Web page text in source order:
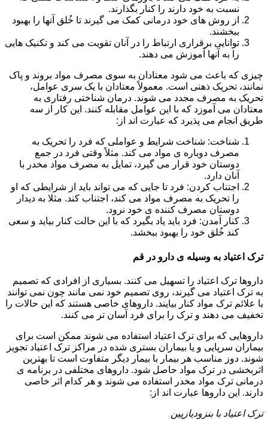
نسبت به خود دارند را کنار بگذارند.
از روش های خود درمانی کمک می گیرند تا خُلق آنها را بهبود
ببخشند.
توانایی برقراری ارتباط را در آنان تقویت می کند و تکنیک هایی
را به آنها آموزش می دهند.
چیزی که باعث می شود معتادان به سوی مصرف مواد بروند و پاک
نمانند، تحریک ذهنی است. معمولاً معتادان با یک سری عوامل،
تحریک به مصرف مجدد می شوند. درمان شناختی رفتاری به
معتادان می آموزد که با این عوامل مقابله کنند. این کار از سه
طریق انجام می پذیرد که عبارت اند از:
شناخت: شناخت شرایط و عواملی که فرد را تحریک به
مصرف دوباره ی مواد می کند. مثلاً وقتی فرد در جمع
دوستان خود قرار می گیرد، تمایل به مصرف مواد مخدر با
آنان دارد.
اجتناب کردن: فرد تا جایی که می تواند باید از شرایطی که او
را تحریک به مصرف مواد می کند، اجتناب کند. مثلا به دیدار
دوستان مصرف کننده ی خود نرود.
کنار آمدن: فرد باید یاد بگیرد که با این حالت کنار بیاید و سعی
کند خُلق خود را بهبود ببخشد.
ترک اعتیاد به وسیله ی دارو در قم
داروها ترک اعتیاد را تسهیل می کنند. بسیاری از افرادی که تصمیم
به ترک اعتیاد می گیرند، روی تصمیم خود نمی مانند چون نمی توانند
با علائم ترک مواد کنار بیایند. داروهای خاصی هستند که این حالات را
تخفیف می دهند و ترک را برای فرد آسان تر می کنند.
داروهایی که برای ترک اعتیاد استفاده می شوند ممکن است برای
بیماران سرپایی و یا بیماران بستری شده در مراکز ترک اعتیاد تجویز
شوند. دوز مناسب هر بیمار با بیمار دیگر متفاوت است تا بهترین
اثربخشی در ترک مواد حاصل شود. داروهای مختلفی در برنامه ی
درمانی ترک مواد مخدر استفاده می شوند و هر کدام اثر خاصی
دارند. این داروها عبارت اند از:
ترک اعتیاد با بنزودیازپین